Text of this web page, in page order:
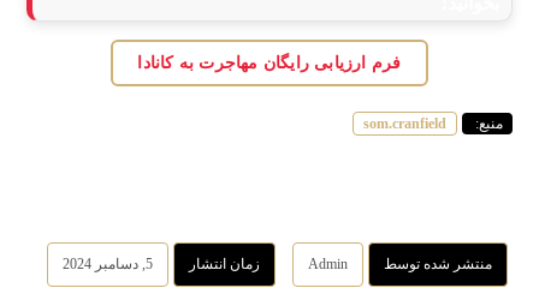
فرم ارزیابی رایگان مهاجرت به کانادا
منبع: som.cranfield
منتشر شده توسط Admin زمان انتشار 5, دسامبر 2024